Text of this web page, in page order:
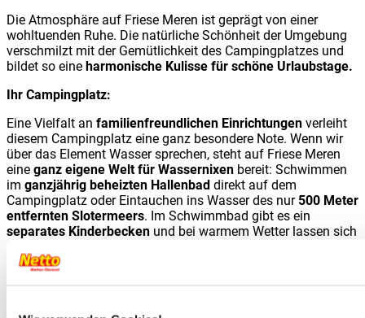
Die Atmosphäre auf Friese Meren ist geprägt von einer
wohltuenden Ruhe. Die natürliche Schönheit der Umgebung
verschmilzt mit der Gemütlichkeit des Campingplatzes und
bildet so eine harmonische Kulisse für schöne Urlaubstage.
Ihr Campingplatz:
Eine Vielfalt an familienfreundlichen Einrichtungen verleiht
diesem Campingplatz eine ganz besondere Note. Wenn wir
über das Element Wasser sprechen, steht auf Friese Meren
eine ganz eigene Welt für Wassernixen bereit: Schwimmen
im ganzjährig beheizten Hallenbad direkt auf dem
Campingplatz oder Eintauchen ins Wasser des nur 500 Meter
entfernten Slotermeers. Im Schwimmbad gibt es ein
separates Kinderbecken und bei warmem Wetter lassen sich
draußen wechseln können.